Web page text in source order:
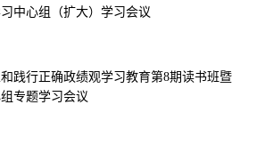
中心组（扩大）学习会议
践行正确政绩观学习教育第8期读书班暨
专题学习会议